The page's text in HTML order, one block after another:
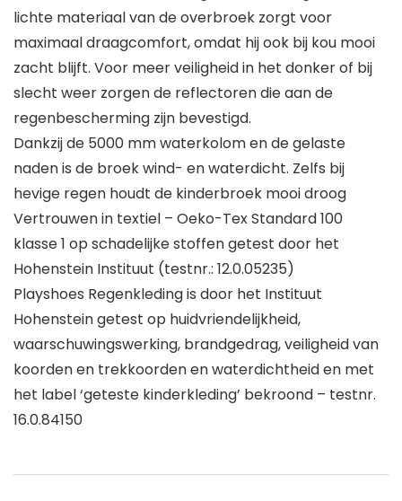
lichte materiaal van de overbroek zorgt voor
maximaal draagcomfort, omdat hij ook bij kou mooi
zacht blijft. Voor meer veiligheid in het donker of bij
slecht weer zorgen de reflectoren die aan de
regenbescherming zijn bevestigd.
Dankzij de 5000 mm waterkolom en de gelaste
naden is de broek wind- en waterdicht. Zelfs bij
hevige regen houdt de kinderbroek mooi droog
Vertrouwen in textiel – Oeko-Tex Standard 100
klasse 1 op schadelijke stoffen getest door het
Hohenstein Instituut (testnr.: 12.0.05235)
Playshoes Regenkleding is door het Instituut
Hohenstein getest op huidvriendelijkheid,
waarschuwingswerking, brandgedrag, veiligheid van
koorden en trekkoorden en waterdichtheid en met
het label ‘geteste kinderkleding’ bekroond – testnr.
16.0.84150